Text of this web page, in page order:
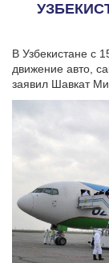
В Узбекистане с
движение авто,
заявил Шавкат